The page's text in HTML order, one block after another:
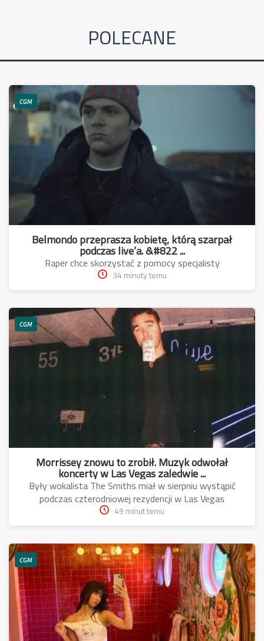
POLECANE
CGM
Belmondo przeprasza kobietę, którą szarpał
podczas live’a. &#822 ...
Raper chce skorzystać z pomocy specjalisty
34 minuty temu
CGM
Morrissey znowu to zrobił. Muzyk odwołał
koncerty w Las Vegas zaledwie ...
Były wokalista The Smiths miał w sierpniu wystąpić
podczas czterodniowej rezydencji w Las Vegas
49 minut temu
CGM